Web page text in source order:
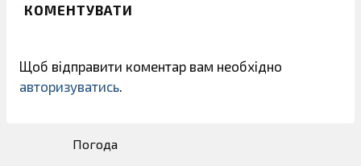
КОМЕНТУВАТИ
Щоб відправити коментар вам необхідно
авторизуватись
Погода